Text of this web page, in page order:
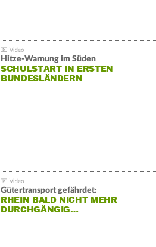
Hitze-Warnung im Süden
SCHULSTART IN ERSTEN
BUNDESLÄNDERN
Gütertransport gefährdet:
RHEIN BALD NICHT MEHR
DURCHGÄNGIG…